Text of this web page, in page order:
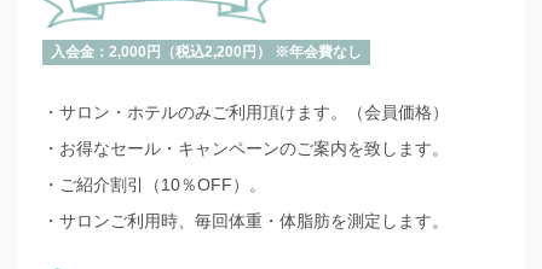
入会金：2,000円（税込2,200円） ※年会費なし
・サロン・ホテルのみご利用頂けます。（会員価格）
・お得なセール・キャンペーンのご案内を致します。
・ご紹介割引（10％OFF）。
・サロンご利用時、毎回体重・体脂肪を測定します。